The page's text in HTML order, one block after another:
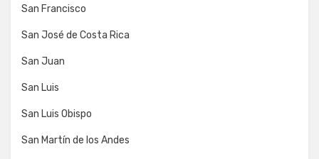
San Francisco
San José de Costa Rica
San Juan
San Luis
San Luis Obispo
San Martín de los Andes